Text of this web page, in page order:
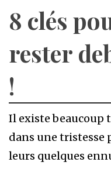
8 clés
rester
!
Il existe beaucoup
dans une tristesse
leurs quelques